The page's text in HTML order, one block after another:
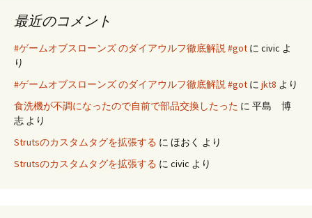
最近のコメント
#ゲームオブスローンズ のダイアウルフ徹底解説 #got に civic よ
り
#ゲームオブスローンズ のダイアウルフ徹底解説 #got に jkt8 より
食洗機が不調になったので自前で部品交換したった に 平島 博
志 より
Strutsのカスタムタグを拡張する に ほおく より
Strutsのカスタムタグを拡張する に civic より